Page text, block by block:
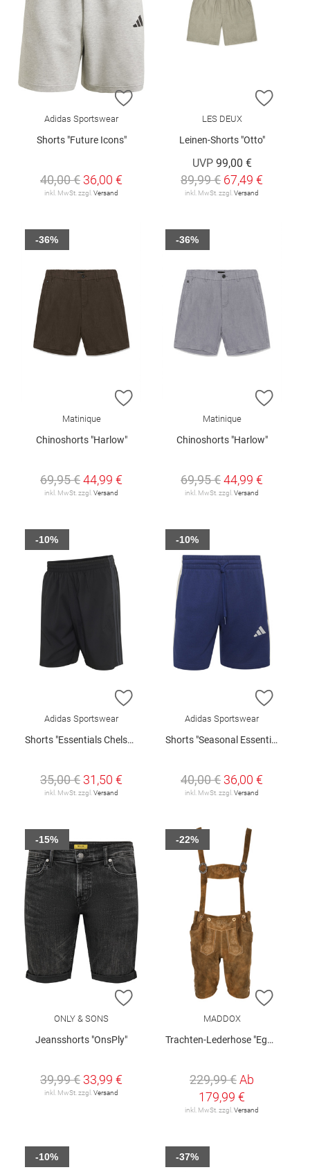
ZUR WUNSCHLISTE HINZUFÜGEN
Adidas Sportswear
Shorts "Future Icons"
40,00 € 36,00 €
inkl. MwSt. zzgl.Versand
ZUR
LES DEUX
Leinen-Shorts "Otto"
UVP 99,00 €
89,99 € 67,49 €
inkl. MwSt. zzgl.Versand
ZUR WUNSCHLISTE HINZUFÜGEN
Matinique
Chinoshorts "Harlow"
69,95 €44,99 €
inkl. MwSt. zzgl.Versand
-36%
ZUR
Matinique
Chinoshorts "Harlow"
69,95 €44,99 €
inkl. MwSt. zzgl.Versand
-36%
ZUR WUNSCHLISTE HINZUFÜGEN
Adidas Sportswear
Shorts "Essentials Chelsea Lite"
35,00 € 31,50 €
inkl. MwSt. zzgl. Versand
-10%
ZUR
Adidas Sportswear
Shorts "Seasonal Essentials"
40,00 € 36,00 €
inkl. MwSt. zzgl. Versand
-10%
ZUR WUNSCHLISTE HINZUFÜGEN
ONLY & SONS
Jeansshorts "OnsPly"
39,99 € 33,99 €
inkl. MwSt. zzgl. Versand
-15%
ZUR
MADDOX
Trachten-Lederhose "Egbert"
229,99 €Ab
179,99 €
inkl. MwSt. zzgl. Versand
-22%
-10% -37%